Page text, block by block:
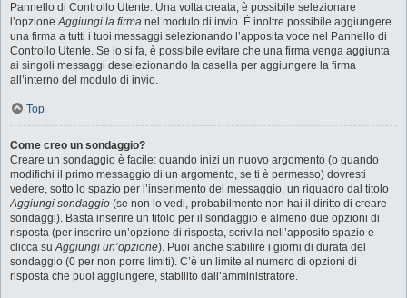
Pannello di Controllo Utente. Una volta creata, è possibile selezionare
l’opzioneAggiungi la firma nel modulo di invio. È inoltre possibile aggiungere
una firma a tutti i tuoi messaggi selezionando l’apposita voce nel Pannello di
Controllo Utente. Se lo si fa, è possibile evitare che una firma venga aggiunta
ai singoli messaggi deselezionando la casella per aggiungere la firma
all’interno del modulo di invio.
Top
Come creo un sondaggio?
Creare un sondaggio è facile: quando inizi un nuovo argomento (o quando
modifichi il primo messaggio di un argomento, se ti è permesso) dovresti
vedere, sotto lo spazio per l’inserimento del messaggio, un riquadro dal titolo
Aggiungi sondaggio (se non lo vedi, probabilmente non hai il diritto di creare
sondaggi). Basta inserire un titolo per il sondaggio e almeno due opzioni di
risposta (per inserire un’opzione di risposta, scrivila nell’apposito spazio e
clicca suAggiungi un’opzione). Puoi anche stabilire i giorni di durata del
sondaggio (0 per non porre limiti). C’è un limite al numero di opzioni di
risposta che puoi aggiungere, stabilito dall’amministratore.